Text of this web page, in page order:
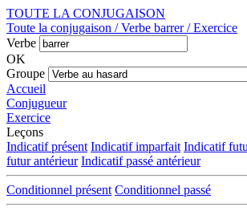
TOUTE LA CONJUGAISON
Toute la conjugaison / Verbe barrer / Exercice
Verbe
OK
Groupe
Accueil
Conjugueur
Exercice
Leçons
Indicatif présent Indicatif imparfait Indicatif
futur antérieur Indicatif passé antérieur
Conditionnel présent Conditionnel passé